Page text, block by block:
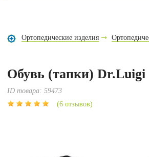
Ортопедические изделия
Обувь (тапки) Dr.Luigi
ID товара:59473
(6 отзывов)